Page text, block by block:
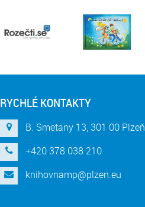
RYCHLÉ KONTAKTY
B. Smetany 13, 301 00 Plzeň
+420 378 038 210
knihovnamp@plzen.eu